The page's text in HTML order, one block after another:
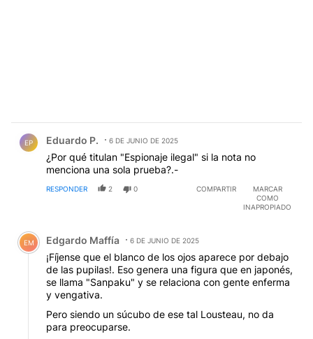
EP Eduardo P. 6 DE JUNIO DE 2025
¿Por qué titulan "Espionaje ilegal" si la nota no
menciona una sola prueba?.-
RESPONDER 2 0 COMPARTIR
MARCAR
COMO
INAPROPIADO
Comentario de Edgardo Maffía.
EM Edgardo Maffía 6 DE JUNIO DE 2025
¡Fíjense que el blanco de los ojos aparece por debajo
de las pupilas!. Eso genera una figura que en japonés,
se llama "Sanpaku" y se relaciona con gente enferma
y vengativa.
Pero siendo un súcubo de ese tal Lousteau, no da
para preocuparse.